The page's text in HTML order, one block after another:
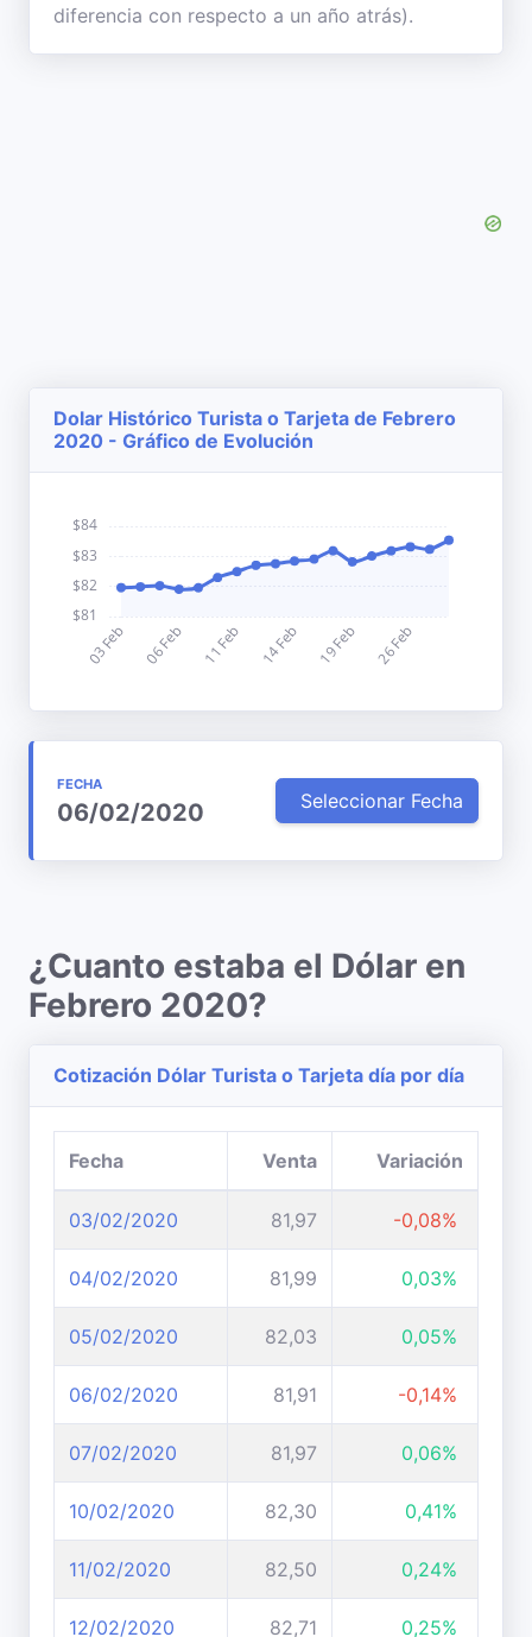
diferencia con respecto a un año atrás).
Dolar Histórico Turista o Tarjeta de Febrero
2020 - Gráfico de Evolución
FECHA
06/02/2020 Seleccionar Fecha
¿Cuanto estaba el Dólar en
Febrero 2020?
Cotización Dólar Turista o Tarjeta día por día
Fecha Venta Variación
03/02/2020 81,97 -0,08%
04/02/2020 81,99 0,03%
05/02/2020 82,03 0,05%
06/02/2020 81,91 -0,14%
07/02/2020 81,97 0,06%
10/02/2020 82,30 0,41%
11/02/2020 82,50 0,24%
12/02/2020 82,71 0,25%